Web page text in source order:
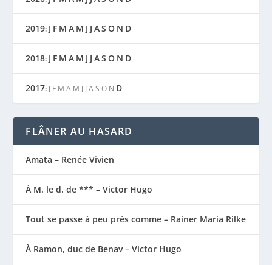
2019: J F M A M J J AS O N D
2018: J F M A M J J AS O N D
2017: J F M A M J J A S O N D
FLÂNER AU HASARD
Amata – Renée Vivien
À M. le d. de *** – Victor Hugo
Tout se passe à peu près comme – Rainer Maria Rilke
À Ramon, duc de Benav – Victor Hugo